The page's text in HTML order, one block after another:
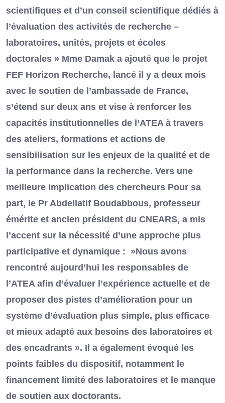
scientifiques et d’un conseil scientifique dédiés à
l’évaluation des activités de recherche –
laboratoires, unités, projets et écoles
doctorales » Mme Damak a ajouté que le projet
FEF Horizon Recherche, lancé il y a deux mois
avec le soutien de l’ambassade de France,
s’étend sur deux ans et vise à renforcer les
capacités institutionnelles de l’ATEA à travers
des ateliers, formations et actions de
sensibilisation sur les enjeux de la qualité et de
la performance dans la recherche. Vers une
meilleure implication des chercheurs Pour sa
part, le Pr Abdellatif Boudabbous, professeur
émérite et ancien président du CNEARS, a mis
l’accent sur la nécessité d’une approche plus
participative et dynamique : »Nous avons
rencontré aujourd’hui les responsables de
l’ATEA afin d’évaluer l’expérience actuelle et de
proposer des pistes d’amélioration pour un
système d’évaluation plus simple, plus efficace
et mieux adapté aux besoins des laboratoires et
des encadrants ». Il a également évoqué les
points faibles du dispositif, notamment le
financement limité des laboratoires et le manque
de soutien aux doctorants.